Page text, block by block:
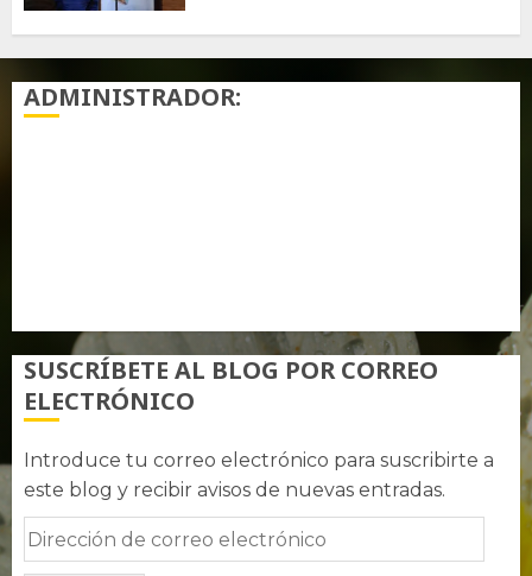
ADMINISTRADOR:
SUSCRÍBETE AL BLOG POR CORREO
ELECTRÓNICO
Introduce tu correo electrónico para suscribirte a
este blog y recibir avisos de nuevas entradas.
Dirección
de